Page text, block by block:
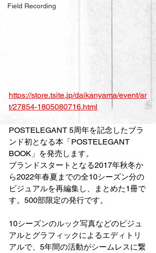
Field Recording
https://store.tsite.jp/daikanyama/event/ar
t/27854-1805080716.html
POSTELEGANT 5周年を記念したブラ
ンド初となる本「POSTELEGANT
BOOK」を発売します。
ブランドスタートとなる2017年秋冬か
ら2022年春夏までの全10シーズン分の
ビジュアルを再編集し、まとめた1冊で
す。500部限定の発行です。
10シーズンのルック写真などのビジュ
アルとグラフィックによるエディトリ
アルで、5年間の活動がシームレスに繋